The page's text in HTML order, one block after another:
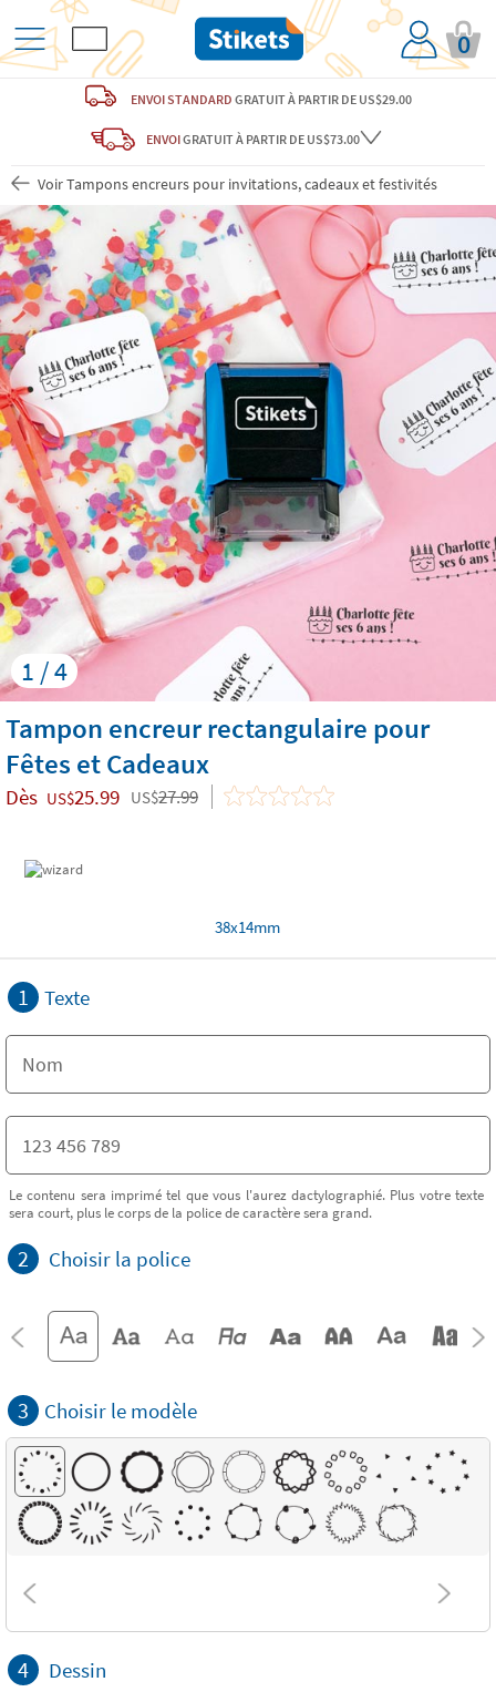
0
ENVOI STANDARD GRATUITÀ PARTIR DE US$29.00
ENVOIGRATUITÀ PARTIR DE US$73.00
Voir Tampons encreurs pour invitations, cadeaux et festivités
1 / 4
Tampon encreur rectangulaire pour
Fêtes et Cadeaux
Dès US$25.99 US$27.99
38x14mm
1 Texte
Le contenu sera imprimé tel que vous l'aurez dactylographié. Plus votre texte
sera court, plus le corps de la police de caractère sera grand.
2 Choisir la police
3 Choisir le modèle
4 Dessin